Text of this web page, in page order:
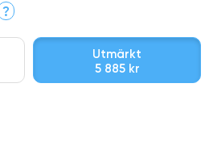
?
Utmärkt
5 885 kr